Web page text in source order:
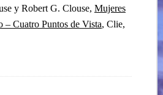
y Robert G. Clouse, Mujeres
– Cuatro Puntos de Vista, Clie,